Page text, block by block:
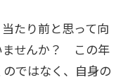
たり前と思って向
ませんか？ この年
ではなく、自身の